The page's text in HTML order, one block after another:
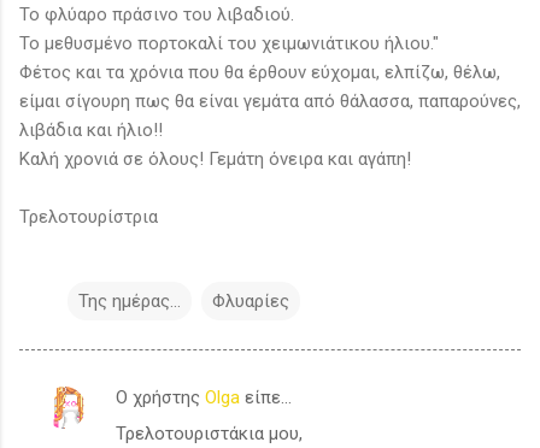
Το φλύαρο πράσινο του λιβαδιού.
Το μεθυσμένο πορτοκαλί του χειμωνιάτικου ήλιου."
Φέτος και τα χρόνια που θα έρθουν εύχομαι, ελπίζω, θέλω,
είμαι σίγουρη πως θα είναι γεμάτα από θάλασσα, παπαρούνες,
λιβάδια και ήλιο!!
Καλή χρονιά σε όλους! Γεμάτη όνειρα και αγάπη!
Τρελοτουρίστρια
Της ημέρας... Φλυαρίες
Ο χρήστης Olga είπε…
Τρελοτουριστάκια μου,